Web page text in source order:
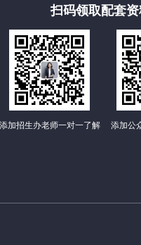
扫码领取配套
添加招生办老师一对一了解 添加公